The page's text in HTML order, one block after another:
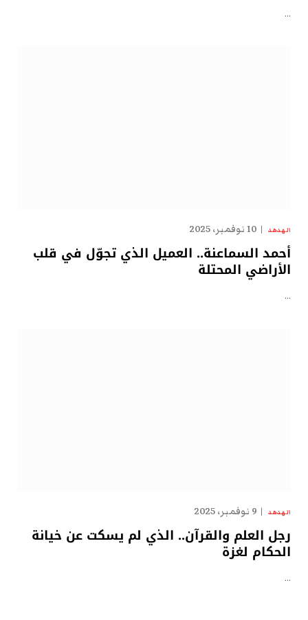
…
الهدهد 10 نوفمبر، 2025
أحمد السماعنة.. العميل الذي تجوّل في قلب
الأراضي المحتلة
…
الهدهد 9 نوفمبر، 2025
رجل العلم والقرآن.. الذي لم يسكت عن خيانة
الحكام لغزة
…